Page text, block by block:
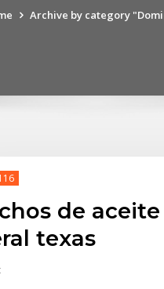
Archive by category
de aceite
texas